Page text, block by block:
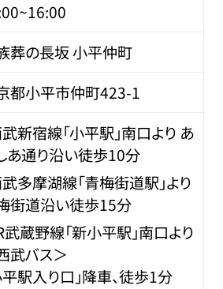
葬の長坂 小平仲町
都小平市仲町423-1
武新宿線「小平駅」南口より あ
あ通り沿い徒歩10分
武多摩湖線「青梅街道駅」より
街道沿い徒歩15分
武蔵野線「新小平駅」南口より
武バス＞
平駅入り口」降車、徒歩1分